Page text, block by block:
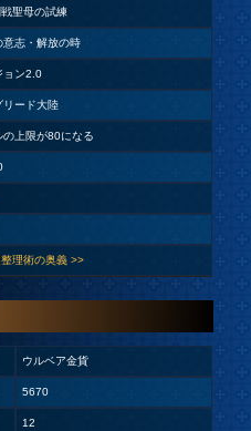
聖母の試練
意志・解放の時
ョン2.0
リード大陸
の上限が80になる
理術の奥義 >>
ウルベア金貨
5670
12